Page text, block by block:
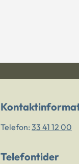
Telefon: 33 41 12 00
Telefontider